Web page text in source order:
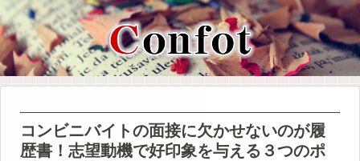
コンビニバイトの面接に欠かせないのが履
歴書！志望動機で好印象を与える３つのポ